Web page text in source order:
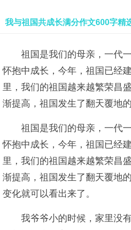
我与祖国共成长满分作文600字精
祖国是我们的母亲，一代
怀抱中成长，今年，祖国已经
里，我们的祖国越来越繁荣昌
渐提高，祖国发生了翻天覆地的
祖国是我们的母亲，一代
怀抱中成长，今年，祖国已经
里，我们的祖国越来越繁荣昌
渐提高，祖国发生了翻天覆地
变化就可以看出来了。
我爷爷小的时候，家里没